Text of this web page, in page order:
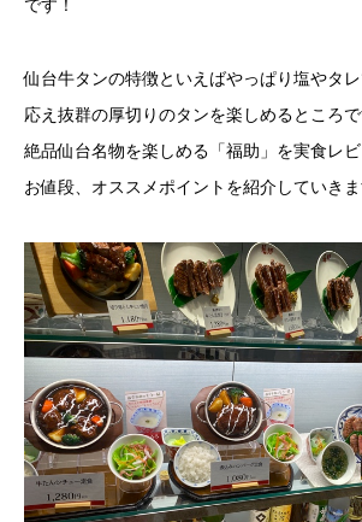
です！
仙台牛タンの特徴といえばやっぱり塩やタ
応え抜群の厚切りのタンを楽しめるところ
絶品仙台名物を楽しめる「福助」を実食レビ
お値段、オススメポイントを紹介していきま